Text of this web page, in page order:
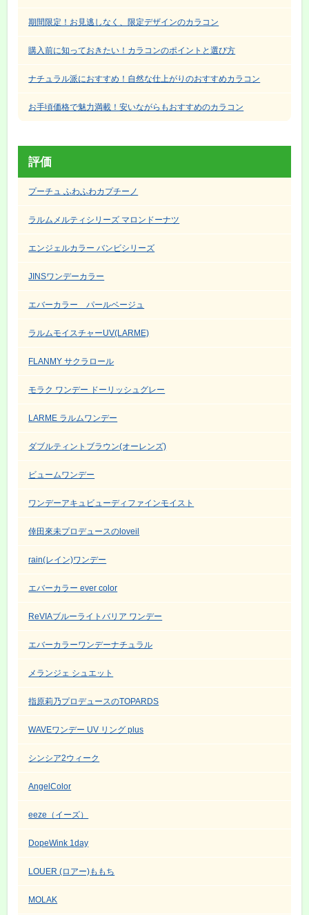
期間限定！お見逃しなく、限定デザインのカラコン
購入前に知っておきたい！カラコンのポイントと選び方
ナチュラル派におすすめ！自然な仕上がりのおすすめカラコン
お手頃価格で魅力満載！安いながらもおすすめのカラコン
評価
プーチュ ふわふわカプチーノ
ラルムメルティシリーズ マロンドーナツ
エンジェルカラー バンビシリーズ
JINSワンデーカラー
エバーカラー パールベージュ
ラルムモイスチャーUV(LARME)
FLANMY サクラロール
モラク ワンデー ドーリッシュグレー
LARME ラルムワンデー
ダブルティントブラウン(オーレンズ)
ビュームワンデー
ワンデーアキュビューディファインモイスト
倖田來未プロデュースのloveil
rain(レイン)ワンデー
エバーカラー ever color
ReVIAブルーライトバリア ワンデー
エバーカラーワンデーナチュラル
メランジェ シュエット
指原莉乃プロデュースのTOPARDS
WAVEワンデー UV リング plus
シンシア2ウィーク
AngelColor
eeze（イーズ）
DopeWink 1day
LOUER (ロアー)ももち
MOLAK